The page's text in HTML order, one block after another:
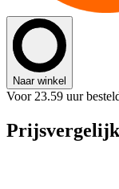
Naar winkel
Voor 23.59 uur